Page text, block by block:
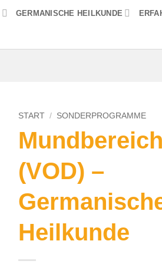
GERMANISCHE HEILKUNDE
START / SONDERPROGRAMME
Mundbereich
(VOD) –
Heilkunde